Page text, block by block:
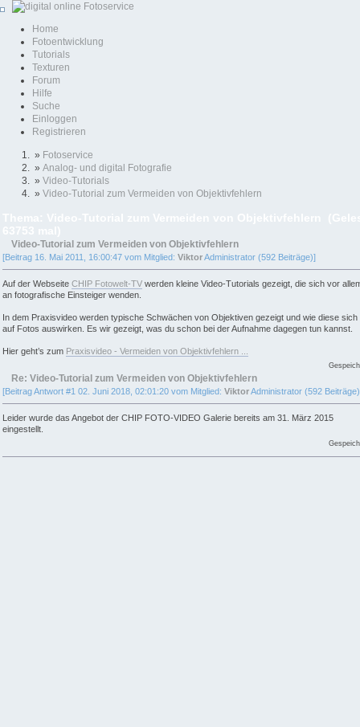
Home
Fotoentwicklung
Tutorials
Texturen
Forum
Hilfe
Suche
Einloggen
Registrieren
» Fotoservice
» Analog- und digital Fotografie
» Video-Tutorials
» Video-Tutorial zum Vermeiden von Objektivfehlern
Video-Tutorial zum Vermeiden von Objektivfehlern
[Beitrag 16. Mai 2011, 16:00:47 vom Mitglied: ViktorAdministrator (592 Beiträge)]
Auf der Webseite CHIP Fotowelt-TV werden kleine Video-Tutorials gezeigt, die sich vor
an fotografische Einsteiger wenden.
In dem Praxisvideo werden typische Schwächen von Objektiven gezeigt und wie diese sich
auf Fotos auswirken. Es wir gezeigt, was du schon bei der Aufnahme dagegen tun kannst.
Hier geht’s zum Praxisvideo - Vermeiden von Objektivfehlern ...
Re: Video-Tutorial zum Vermeiden von Objektivfehlern
[Beitrag Antwort #1 02. Juni 2018, 02:01:20 vom Mitglied: ViktorAdministrator (592
Leider wurde das Angebot der CHIP FOTO-VIDEO Galerie bereits am 31. März 2015
eingestellt.